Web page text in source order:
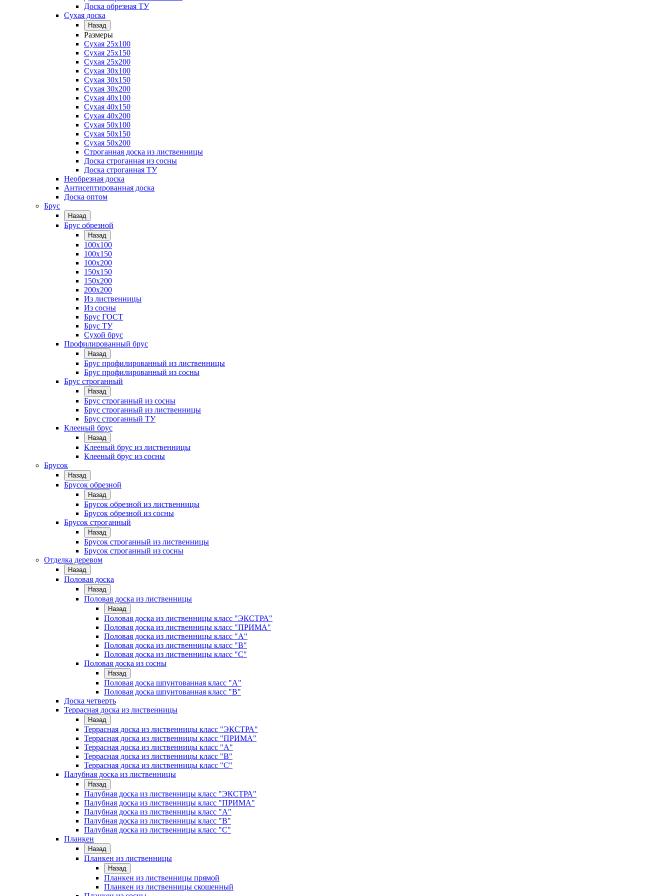
Доска обрезная ТУ
Сухая доска
Назад
Размеры
Сухая 25х100
Сухая 25х150
Сухая 25х200
Сухая 30х100
Сухая 30х150
Сухая 30х200
Сухая 40х100
Сухая 40х150
Сухая 40х200
Сухая 50х100
Сухая 50х150
Сухая 50х200
Строганная доска из лиственницы
Доска строганная из сосны
Доска строганная ТУ
Необрезная доска
Антисептированная доска
Доска оптом
Брус
Назад
Брус обрезной
Назад
100х100
100х150
100х200
150х150
150х200
200х200
Из лиственницы
Из сосны
Брус ГОСТ
Брус ТУ
Сухой брус
Профилированный брус
Назад
Брус профилированный из лиственницы
Брус профилированный из сосны
Брус строганный
Назад
Брус строганный из сосны
Брус строганный из лиственницы
Брус строганный ТУ
Клееный брус
Назад
Клееный брус из лиственницы
Клееный брус из сосны
Брусок
Назад
Брусок обрезной
Назад
Брусок обрезной из лиственницы
Брусок обрезной из сосны
Брусок строганный
Назад
Брусок строганный из лиственницы
Брусок строганный из сосны
Отделка деревом
Назад
Половая доска
Назад
Половая доска из лиственницы
Назад
Половая доска из лиственницы класс "ЭКСТРА"
Половая доска из лиственницы класс "ПРИМА"
Половая доска из лиственницы класс "А"
Половая доска из лиственницы класс "B"
Половая доска из лиственницы класс "C"
Половая доска из сосны
Назад
Половая доска шпунтованная класс "А"
Половая доска шпунтованная класс "B"
Доска четверть
Террасная доска из лиственницы
Назад
Террасная доска из лиственницы класс "ЭКСТРА"
Террасная доска из лиственницы класс "ПРИМА"
Террасная доска из лиственницы класс "А"
Террасная доска из лиственницы класс "B"
Террасная доска из лиственницы класс "C"
Палубная доска из лиственницы
Назад
Палубная доска из лиственницы класс "ЭКСТРА"
Палубная доска из лиственницы класс "ПРИМА"
Палубная доска из лиственницы класс "А"
Палубная доска из лиственницы класс "B"
Палубная доска из лиственницы класс "C"
Планкен
Назад
Планкен из лиственницы
Назад
Планкен из лиственницы прямой
Планкен из лиственницы скошенный